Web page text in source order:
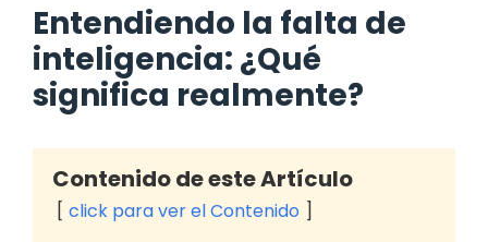
Entendiendo la falta de
inteligencia: ¿Qué
significa realmente?
Contenido de este Artículo
click para ver el Contenido